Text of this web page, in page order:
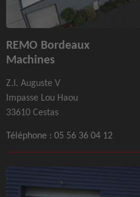
REMO Bordeaux
Machines
Z.I. Auguste V
Impasse Lou Haou
33610 Cestas
Téléphone : 05 56 36 04 12